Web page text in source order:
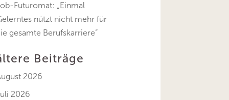
Futuromat: „Einmal
nützt nicht mehr für
gesamte Berufskarriere“
Beiträge
2026
2026